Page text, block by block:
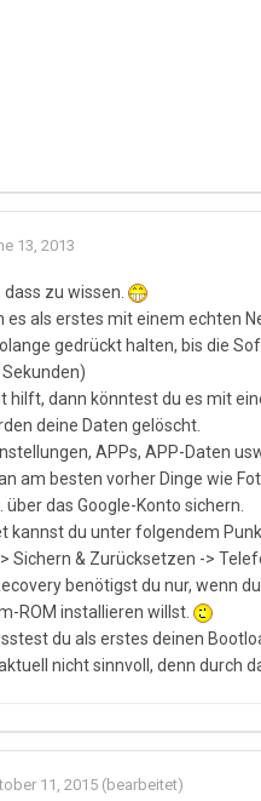
13, 2013
zu wissen.
es als erstes mit einem echten
gedrückt halten, bis die
hilft, dann könntest du es mit
deine Daten gelöscht.
APPs, APP-Daten
am besten vorher Dinge wie
über das Google-Konto sichern.
kannst du unter folgendem
Sichern & Zurücksetzen ->
benötigst du nur, wenn
ROM installieren willst.
du als erstes deinen
nicht sinnvoll, denn durch
11, 2015 (bearbeitet)